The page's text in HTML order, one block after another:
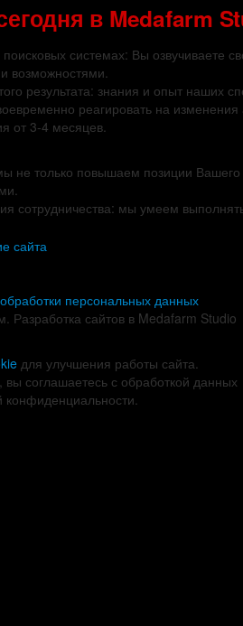
в Medafarm
системах: Вы озвучиваете
результата: знания и опыт
реагировать на
от 3-4 месяцев.
не только повышаем позиции
сотрудничества: мы умеем
персональных данных
сайтов в Medafarm Studio
для улучшения работы сайта.
соглашаетесь с обработкой данных
конфиденциальности.